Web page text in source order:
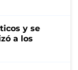
y se
a los